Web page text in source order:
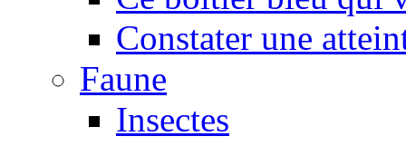
Constater une
Faune
Insectes